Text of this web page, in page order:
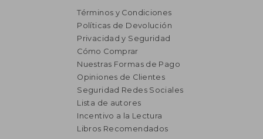
₡ 23.328
Términos y Condiciones
Políticas de Devolución
Privacidad y Seguridad
Cómo Comprar
Nuestras Formas de Pago
Opiniones de Clientes
Seguridad Redes Sociales
Lista de autores
Incentivo a la Lectura
Libros Recomendados